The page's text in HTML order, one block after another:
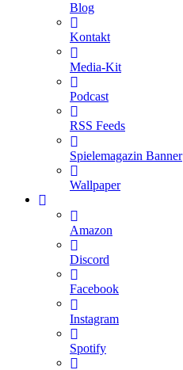
Blog
Kontakt
Media-Kit
Podcast
RSS Feeds
Spielemagazin Banner
Wallpaper
Amazon
Discord
Facebook
Instagram
Spotify